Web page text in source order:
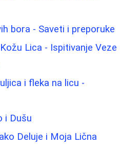
bora - Saveti i preporuke
Lica - Ispitivanje Veze
i fleka na licu -
i Dušu
Deluje i Moja Lična